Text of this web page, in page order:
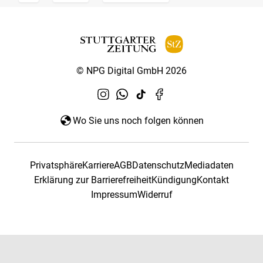
© NPG Digital GmbH 2026
Wo Sie uns noch folgen können
PrivatsphäreKarriereAGBDatenschutzMediadaten
Erklärung zur BarrierefreiheitKündigungKontakt
ImpressumWiderruf